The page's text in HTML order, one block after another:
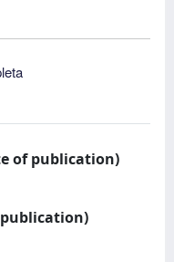
of publication)
publication)